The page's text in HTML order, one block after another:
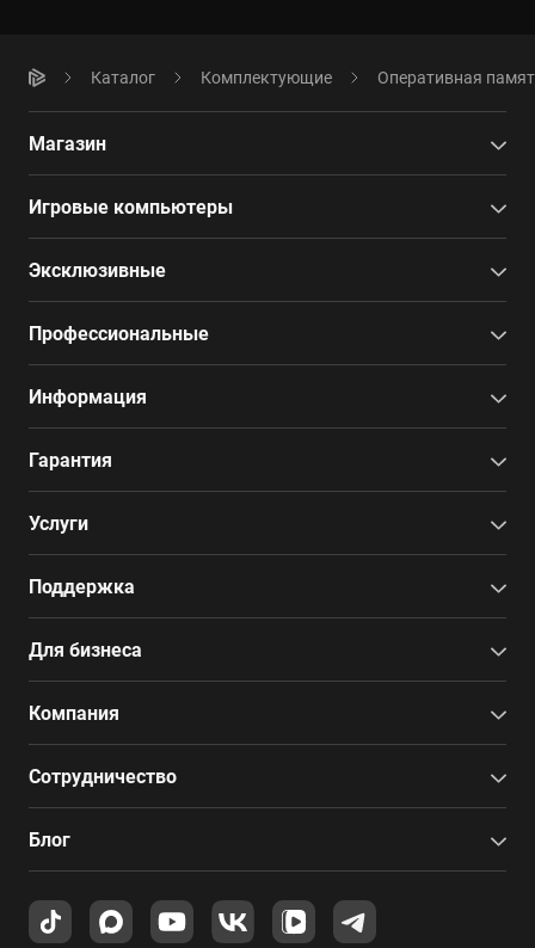
Каталог Комплектующие Оперативная
Магазин
Игровые компьютеры
Эксклюзивные
Профессиональные
Информация
Гарантия
Услуги
Поддержка
Для бизнеса
Компания
Сотрудничество
Блог